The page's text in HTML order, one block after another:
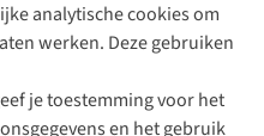
analytische cookies om
werken. Deze gebruiken
je toestemming voor het
en het gebruik